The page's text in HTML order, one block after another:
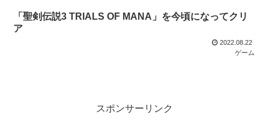
「聖剣伝説3 TRIALS OF MANA」を今頃になってクリ
ア
2022.08.22
ゲーム
スポンサーリンク